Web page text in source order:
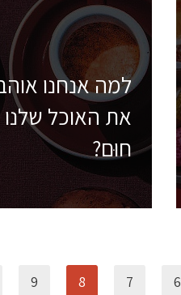
למה אנחנו
את האוכל שלנו
חוּם?
6
7
8
9